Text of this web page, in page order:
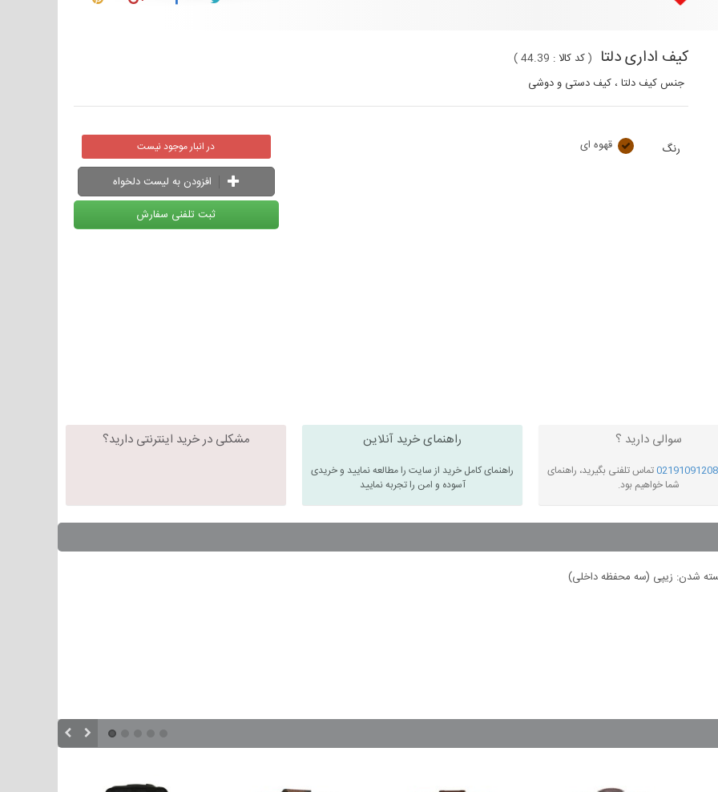
کیف اداری دلتا (کد کالا : 44.39
)
جنس کیف دلتا ، کیف دستی و دوشی
رنگ قهوه ای در انبار موجود نیست
افزودن به لیست دلخواه
ثبت تلفنی سفارش
سوالی دارید ؟
02191091208تماس تلفنی بگیرید، راهنمای
شما خواهیم بود.
راهنمای خرید آنلاین
راهنمای کامل خرید از سایت را مطالعه نمایید و خریدی
آسوده و امن را تجربه نمایید
مشکلی در خرید اینترنتی دارید؟
شدن: زیپی (سه محفظه داخلی)